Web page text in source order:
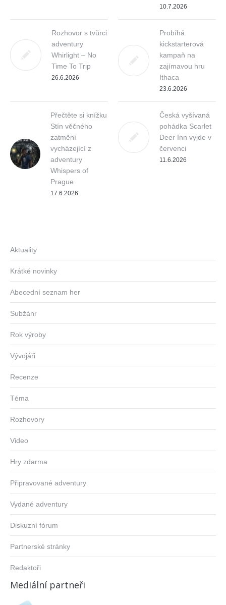
10.7.2026
Rozhovor s tvůrci
adventury
Whirlight – No
Time To Trip
26.6.2026
Probíhá
kickstarterová
kampaň na
zajímavou hru
Ithaca
23.6.2026
Přečtěte si knížku
Stín věčného
zatmění
vycházející z
adventury
Whispers of
Prague
17.6.2026
Česká vyšívaná
pohádka Scarlet
Deer Inn vyjde v
červenci
11.6.2026
Aktuality
Krátké novinky
Abecední seznam her
Subžánr
Rok výroby
Vývojáři
Recenze
Téma
Rozhovory
Video
Hry zdarma
Připravované adventury
Vydané adventury
Diskuzní fórum
Partnerské stránky
Redaktoři
Mediální partneři